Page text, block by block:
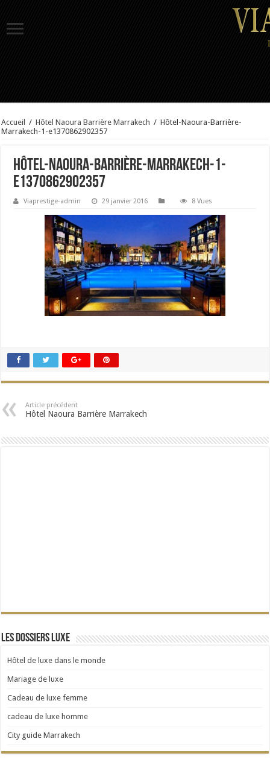
Accueil / Hôtel Naoura Barrière Marrakech / Hôtel-Naoura-Barrière-
Marrakech-1-e1370862902357
Hôtel-Naoura-Barrière-Marrakech-1-
e1370862902357
Viaprestige-admin 29 janvier 2016 8 Vues
Article précédent
Hôtel Naoura Barrière Marrakech
Les dossiers Luxe
Hôtel de luxe dans le monde
Mariage de luxe
Cadeau de luxe femme
cadeau de luxe homme
City guide Marrakech